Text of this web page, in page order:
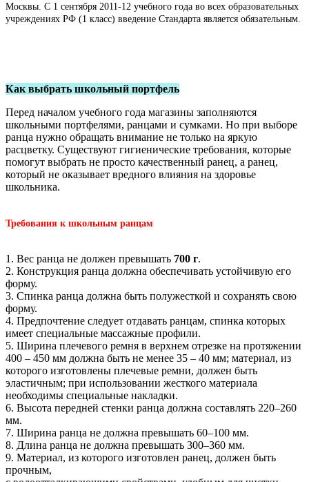
Москвы. С 1 сентября 2011-12 учебного года во всех образовательных
учреждениях РФ (1 класс) введение Стандарта является обязательным.
Как выбрать школьный портфель
Перед началом учебного года магазины заполняются
школьными портфелями, ранцами и сумками. Но при выборе
ранца нужно обращать внимание не только на яркую
расцветку. Существуют гигиенические требования, которые
помогут выбрать не просто качественный ранец, а ранец,
который не оказывает вредного влияния на здоровье
школьника.
Требования к школьным ранцам
1. Вес ранца не должен превышать 700 г.
2. Конструкция ранца должна обеспечивать устойчивую его
форму.
3. Спинка ранца должна быть полужесткой и сохранять свою
форму.
4. Предпочтение следует отдавать ранцам, спинка которых
имеет специальные массажные профили.
5. Ширина плечевого ремня в верхнем отрезке на протяжении
400 – 450 мм должна быть не менее 35 – 40 мм; материал, из
которого изготовлены плечевые ремни, должен быть
эластичным; при использовании жесткого материала
необходимы специальные накладки.
6. Высота передней стенки ранца должна составлять 220–260
мм.
7. Ширина ранца не должна превышать 60–100 мм.
8. Длина ранца не должна превышать 300–360 мм.
9. Материал, из которого изготовлен ранец, должен быть
прочным,